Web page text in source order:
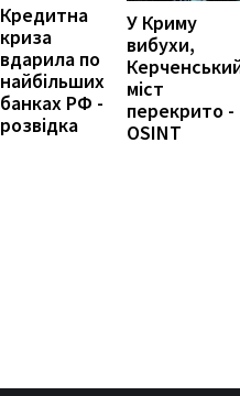
Кредитна
криза
вдарила по
найбільших
банках РФ -
розвідка
У Криму
вибухи,
міст
перекрито -
OSINT